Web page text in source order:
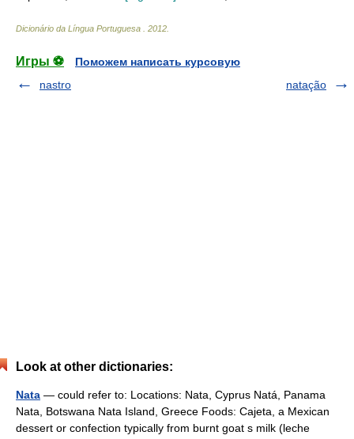
Dicionário da Língua Portuguesa 2012
Игры ⚽
Поможем написать курсовую
nastro
natação
Look at other dictionaries:
Nata — could refer to: Locations: Nata, Cyprus Natá, Panama
Nata, Botswana Nata Island, Greece Foods: Cajeta, a Mexican
dessert or confection typically from burnt goat s milk (leche